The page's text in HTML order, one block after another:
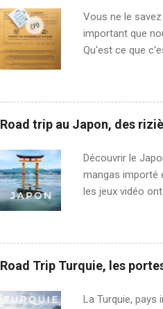
certains
Vous ne le
important que
Qu'est ce que
lorsqu'on
en une sorte de
intimes, est un
dans le pays
roulante en plein
Road trip au Japon, des
Découvrir le
mangas importé
les jeux vidéo
vie marqué
bien qu’au bout
primaire de
vraiment
Road Trip Turquie, les
La Turquie, pays